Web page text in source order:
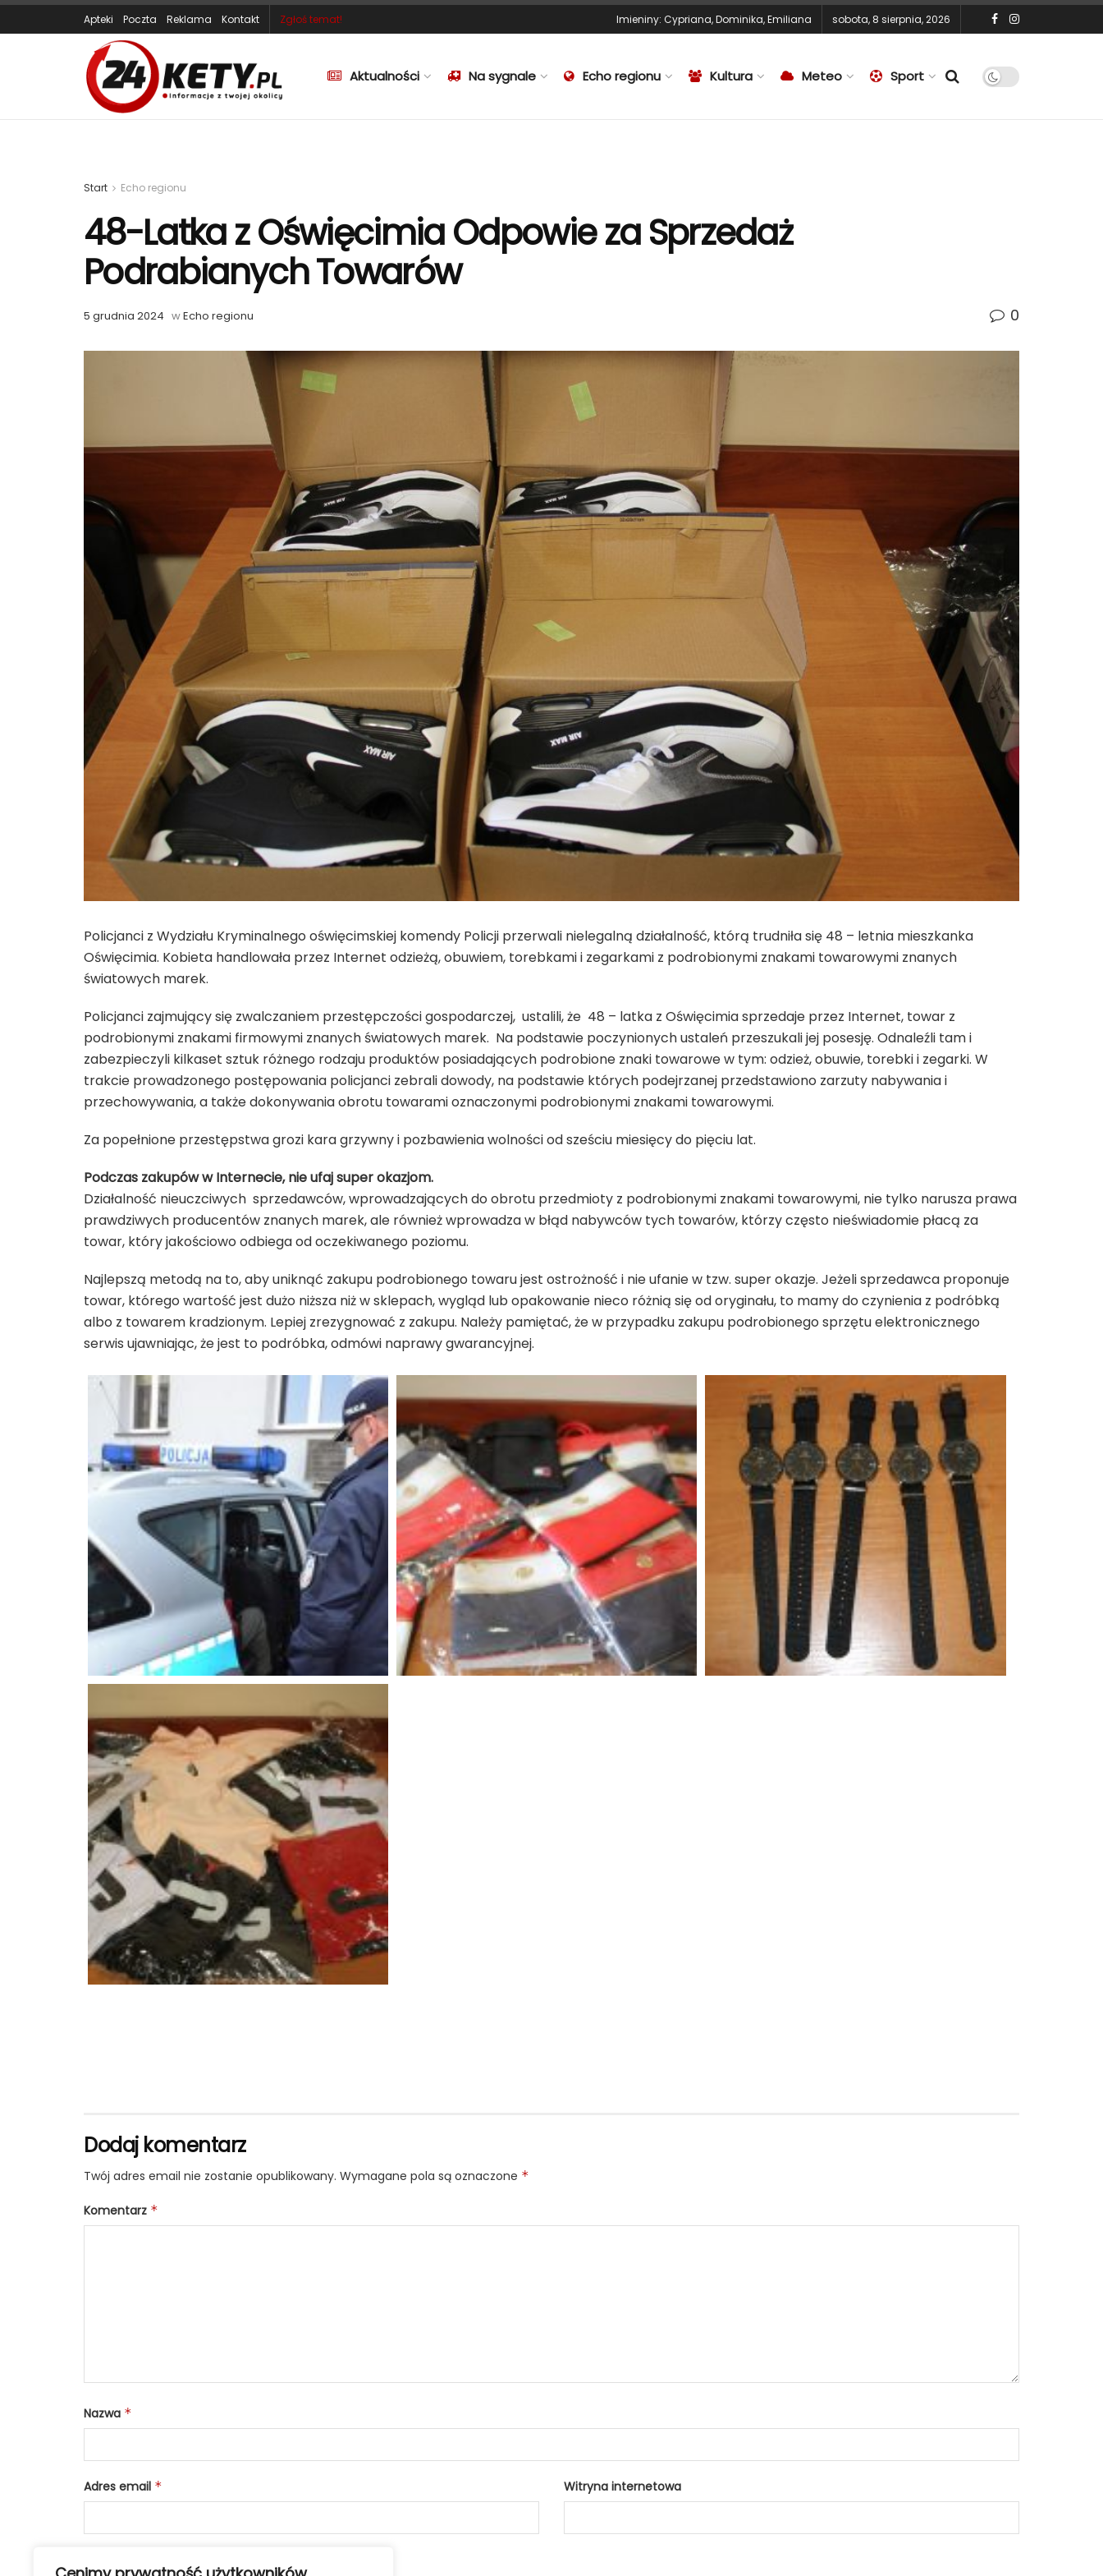
Apteki Poczta Reklama Kontakt Zgłoś temat! Imieniny: Cypriana,Dominika,Emiliana sobota, 8 sierpnia, 2026
Aktualności Na sygnale Echo regionu Kultura Meteo Sport
Start Echo regionu
48-Latka z Oświęcimia Odpowie za Sprzedaż
Podrabianych Towarów
5 grudnia 2024 wEcho regionu 0
Policjanci z Wydziału Kryminalnego oświęcimskiej komendy Policji przerwali nielegalną działalność, którą trudniła się 48 – letnia mieszkanka
Oświęcimia. Kobieta handlowała przez Internet odzieżą, obuwiem, torebkami i zegarkami z podrobionymi znakami towarowymi znanych
światowych marek.
Policjanci zajmujący się zwalczaniem przestępczości gospodarczej, ustalili, że 48 – latka z Oświęcimia sprzedaje przez Internet, towar z
podrobionymi znakami firmowymi znanych światowych marek. Na podstawie poczynionych ustaleń przeszukali jej posesję. Odnaleźli tam i
zabezpieczyli kilkaset sztuk różnego rodzaju produktów posiadających podrobione znaki towarowe w tym: odzież, obuwie, torebki i zegarki. W
trakcie prowadzonego postępowania policjanci zebrali dowody, na podstawie których podejrzanej przedstawiono zarzuty nabywania i
przechowywania, a także dokonywania obrotu towarami oznaczonymi podrobionymi znakami towarowymi.
Za popełnione przestępstwa grozi kara grzywny i pozbawienia wolności od sześciu miesięcy do pięciu lat.
Podczas zakupów w Internecie, nie ufaj super okazjom.
Działalność nieuczciwych sprzedawców, wprowadzających do obrotu przedmioty z podrobionymi znakami towarowymi, nie tylko narusza prawa
prawdziwych producentów znanych marek, ale również wprowadza w błąd nabywców tych towarów, którzy często nieświadomie płacą za
towar, który jakościowo odbiega od oczekiwanego poziomu.
Najlepszą metodą na to, aby uniknąć zakupu podrobionego towaru jest ostrożność i nie ufanie w tzw. super okazje. Jeżeli sprzedawca proponuje
towar, którego wartość jest dużo niższa niż w sklepach, wygląd lub opakowanie nieco różnią się od oryginału, to mamy do czynienia z podróbką
albo z towarem kradzionym. Lepiej zrezygnować z zakupu. Należy pamiętać, że w przypadku zakupu podrobionego sprzętu elektronicznego
serwis ujawniając, że jest to podróbka, odmówi naprawy gwarancyjnej.
Dodaj komentarz
Twój adres email nie zostanie opublikowany. Wymagane pola są oznaczone *
Komentarz *
Nazwa *
Adres email * Witryna internetowa